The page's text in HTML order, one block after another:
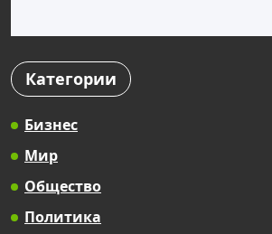
Категории
Бизнес
Мир
Общество
Политика